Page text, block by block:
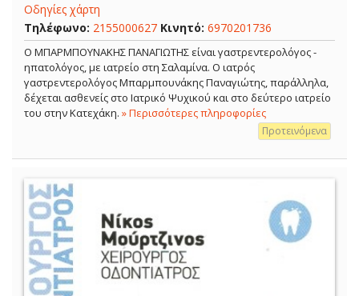
Οδηγίες χάρτη
Τηλέφωνο: 2155000627 Κινητό: 6970201736
Ο ΜΠΑΡΜΠΟΥΝΑΚΗΣ ΠΑΝΑΓΙΩΤΗΣ είναι γαστρεντερολόγος -
ηπατολόγος, με ιατρείο στη Σαλαμίνα. Ο ιατρός
γαστρεντερολόγος Μπαρμπουνάκης Παναγιώτης, παράλληλα,
δέχεται ασθενείς στο Ιατρικό Ψυχικού και στο δεύτερο ιατρείο
του στην Κατεχάκη. » Περισσότερες πληροφορίες
Προτεινόμενα